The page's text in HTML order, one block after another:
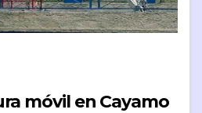
móvil en Cayamo